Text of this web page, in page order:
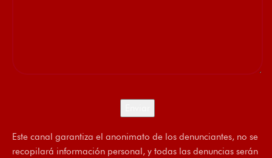
Este canal garantiza el anonimato de los denunciantes, no se
recopilará información personal, y todas las denuncias serán